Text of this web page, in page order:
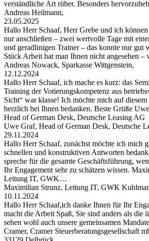
verständliche Art rüber. Besonders
Andreas Heilmann,
23.05.2025
Hallo Herr Schaaf, Herr Grebe und ich
nur anschließen – zwei wertvolle Tage mit
und geradlinigen Trainer – das konnte nur gut
Stück Arbeit hat man Ihnen nicht angesehen
Andreas Nowack, Sparkasse Wittgenstein,
12.12.2024
Hallo Herr Schaaf, ich mache es kurz: das
Training der Votierungskompetenz aus
Sicht“ war klasse! Ich möchte mich auf
herzlich bei Ihnen bedanken. Beste Grüße
Head of German Desk, Deutsche Leasing AG
Uwe Graf, Head of German Desk, Deutsche
29.11.2024
Hallo Herr Schaaf, zunächst möchte ich mich
schnellen und konstruktiven Antworten
spreche für die gesamte Geschäftsführung,
Ihr Engagement sehr zu schätzen wissen.
Leitung IT, GWK…
Maximilian Strunz, Leitung IT, GWK
10.11.2024
Hallo Herr Schaaf,ich danke Ihnen für Ihr
macht die Arbeit Spaß, Sie sind anders als die
sehen wohl auch unsere gemeinsamen
Cramer, Cramer Steuerberatungsgesellschaft